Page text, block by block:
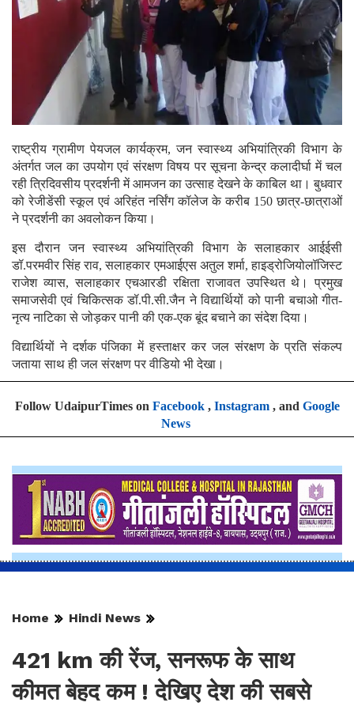
राष्ट्रीय ग्रामीण पेयजल कार्यक्रम, जन स्वास्थ्य अभियांत्रिकी विभाग के
अंतर्गत जल का उपयोग एवं संरक्षण विषय पर सूचना केन्द्र कलादीर्घा में चल
रही त्रिदिवसीय प्रदर्शनी में आमजन का उत्साह देखने के काबिल था। बुधवार
को रेजीडेंसी स्कूल एवं अरिहंत नर्सिंग कॉलेज के करीब 150 छात्र-छात्राओं
ने प्रदर्शनी का अवलोकन किया।
इस दौरान जन स्वास्थ्य अभियांत्रिकी विभाग के सलाहकार आईईसी
डॉ.परमवीर सिंह राव, सलाहकार एमआईएस अतुल शर्मा, हाइड्रोजियोलॉजिस्ट
राजेश व्यास, सलाहकार एचआरडी रक्षिता राजावत उपस्थित थे। प्रमुख
समाजसेवी एवं चिकित्सक डॉ.पी.सी.जैन ने विद्यार्थियों को पानी बचाओ गीत-
नृत्य नाटिका से जोड़कर पानी की एक-एक बूंद बचाने का संदेश दिया।
विद्यार्थियों ने दर्शक पंजिका में हस्ताक्षर कर जल संरक्षण के प्रति संकल्प
जताया साथ ही जल संरक्षण पर वीडियो भी देखा।
Follow UdaipurTimes on Facebook, Instagram, and Google
News
Home Hindi News
421 km की रेंज, सनरूफ के साथ
कीमत बेहद कम ! देखिए देश की सबसे